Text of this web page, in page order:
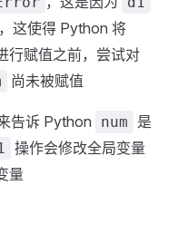
这使得 Python 将
行赋值之前，尝试对
尚未被赋值
告诉 Python num
是
操作会修改全局变量
量